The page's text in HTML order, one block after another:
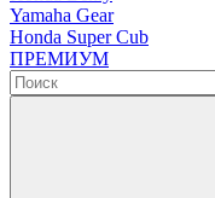
Yamaha Gear
Honda Super Cub
ПРЕМИУМ